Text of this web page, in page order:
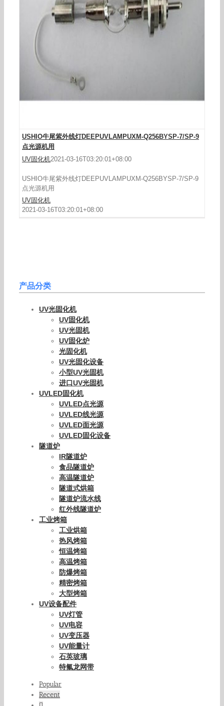
USHIO牛尾紫外线灯DEEPUVLAMPUXM-Q256BYSP-7/SP-9
点光源机用
UV固化机2021-03-16T03:20:01+08:00
USHIO牛尾紫外线灯DEEPUVLAMPUXM-Q256BYSP-7/SP-9
点光源机用
UV固化机
2021-03-16T03:20:01+08:00
产品分类
UV光固化机
UV固化机
UV光固机
UV固化炉
光固化机
UV光固化设备
小型UV光固机
进口UV光固机
UVLED固化机
UVLED点光源
UVLED线光源
UVLED面光源
UVLED固化设备
隧道炉
IR隧道炉
食品隧道炉
高温隧道炉
隧道式烘箱
隧道炉流水线
红外线隧道炉
工业烤箱
工业烘箱
热风烤箱
恒温烤箱
高温烤箱
防爆烤箱
精密烤箱
大型烤箱
UV设备配件
UV灯管
UV电容
UV变压器
UV能量计
石英玻璃
特氟龙网带
Popular
Recent